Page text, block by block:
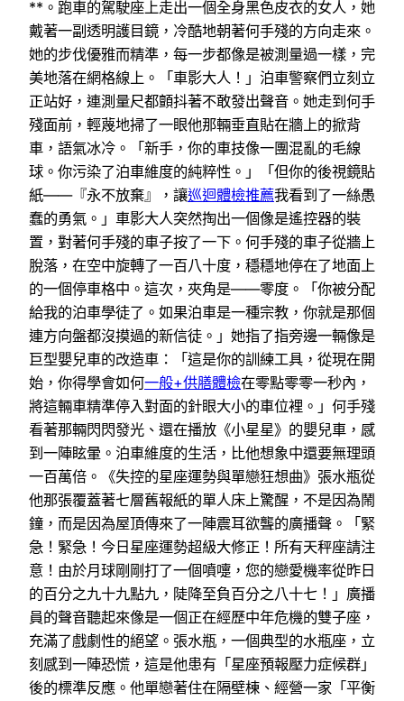
**。跑車的駕駛座上走出一個全身黑色皮衣的女人，她
戴著一副透明護目鏡，冷酷地朝著何手殘的方向走來。
她的步伐優雅而精準，每一步都像是被測量過一樣，完
美地落在網格線上。「車影大人！」泊車警察們立刻立
正站好，連測量尺都顫抖著不敢發出聲音。她走到何手
殘面前，輕蔑地掃了一眼他那輛垂直貼在牆上的掀背
車，語氣冰冷。「新手，你的車技像一團混亂的毛線
球。你污染了泊車維度的純粹性。」「但你的後視鏡貼
紙——『永不放棄』，讓巡迴體檢推薦我看到了一絲愚
蠢的勇氣。」車影大人突然掏出一個像是遙控器的裝
置，對著何手殘的車子按了一下。何手殘的車子從牆上
脫落，在空中旋轉了一百八十度，穩穩地停在了地面上
的一個停車格中。這次，夾角是——零度。「你被分配
給我的泊車學徒了。如果泊車是一種宗教，你就是那個
連方向盤都沒摸過的新信徒。」她指了指旁邊一輛像是
巨型嬰兒車的改造車：「這是你的訓練工具，從現在開
始，你得學會如何一般+供膳體檢在零點零零一秒內，
將這輛車精準停入對面的針眼大小的車位裡。」何手殘
看著那輛閃閃發光、還在播放《小星星》的嬰兒車，感
到一陣眩暈。泊車維度的生活，比他想象中還要無理頭
一百萬倍。《失控的星座運勢與單戀狂想曲》張水瓶從
他那張覆蓋著七層舊報紙的單人床上驚醒，不是因為鬧
鐘，而是因為屋頂傳來了一陣震耳欲聾的廣播聲。「緊
急！緊急！今日星座運勢超級大修正！所有天秤座請注
意！由於月球剛剛打了一個噴嚏，您的戀愛機率從昨日
的百分之九十九點九，陡降至負百分之八十七！」廣播
員的聲音聽起來像是一個正在經歷中年危機的雙子座，
充滿了戲劇性的絕望。張水瓶，一個典型的水瓶座，立
刻感到一陣恐慌，這是他患有「星座預報壓力症候群」
後的標準反應。他單戀著住在隔壁棟、經營一家「平衡